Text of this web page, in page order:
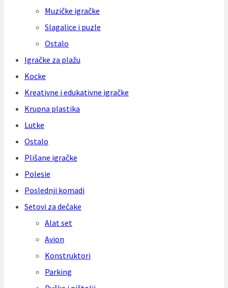
Muzičke igračke
Slagalice i puzle
Ostalo
Igračke za plažu
Kocke
Kreativne i edukativne igračke
Krupna plastika
Lutke
Ostalo
Plišane igračke
Polesie
Poslednji komadi
Setovi za dečake
Alat set
Avion
Konstruktori
Parking